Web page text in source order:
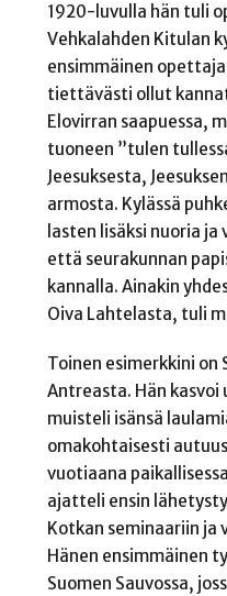
1920-luvulla hän tuli
Vehkalahden Kitulan
ensimmäinen
tiettävästi ollut
Elovirran saapuessa,
tuoneen ”tulen
Jeesuksesta,
armosta. Kylässä
lasten lisäksi nuoria
että seurakunnan
kannalla. Ainakin
Oiva Lahtelasta, tuli
Toinen esimerkkini on
Antreasta. Hän kasvoi
muisteli isänsä
omakohtaisesti
vuotiaana
ajatteli ensin
Kotkan seminaariin ja
Hänen ensimmäinen
Suomen Sauvossa,